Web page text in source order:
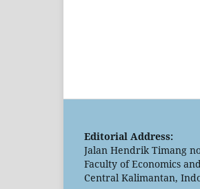
Editorial Address:
Jalan Hendrik Timang
Faculty of Economics
Central Kalimantan,